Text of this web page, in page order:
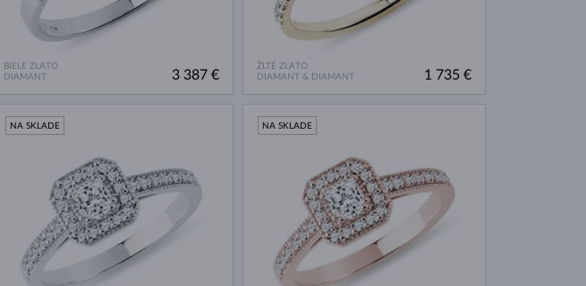
BIELE ZLATO
DIAMANT
3 387 €
ŽLTÉ ZLATO
DIAMANT & DIAMANT
1 735 €
NA SKLADE NA SKLADE